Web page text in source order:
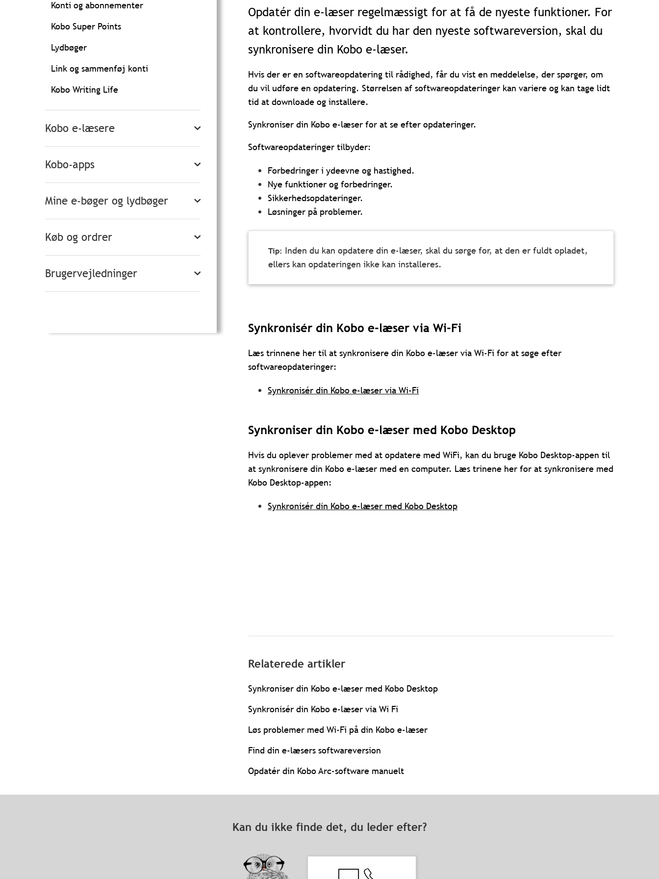
Konti og abonnementer
Kobo Super Points
Lydbøger
Link og sammenføj konti
Kobo Writing Life
Kobo e-læsere
Kobo-apps
Mine e-bøger og lydbøger
Køb og ordrer
Brugervejledninger
Opdatér din e-læser regelmæssigt for at få de nyeste funktioner. For
at kontrollere, hvorvidt du har den nyeste softwareversion, skal du
synkronisere din Kobo e-læser.
Hvis der er en softwareopdatering til rådighed, får du vist en meddelelse, der spørger, om
du vil udføre en opdatering. Størrelsen af softwareopdateringer kan variere og kan tage lidt
tid at downloade og installere.
Synkroniser din Kobo e-læser for at se efter opdateringer.
Softwareopdateringer tilbyder:
Forbedringer i ydeevne og hastighed.
Nye funktioner og forbedringer.
Sikkerhedsopdateringer.
Løsninger på problemer.
Inden du kan opdatere din e-læser, skal du sørge for, at den er fuldt opladet,
ellers kan opdateringen ikke kan installeres.
Synkronisér din Kobo e-læser via Wi-Fi
Læs trinnene her til at synkronisere din Kobo e-læser via Wi-Fi for at søge efter
softwareopdateringer:
Synkronisér din Kobo e-læser via Wi-Fi
Synkroniser din Kobo e-læser med Kobo Desktop
Hvis du oplever problemer med at opdatere med WiFi, kan du bruge Kobo Desktop-appen til
at synkronisere din Kobo e-læser med en computer. Læs trinene her for at synkronisere med
Kobo Desktop-appen:
Synkronisér din Kobo e-læser med Kobo Desktop
Relaterede artikler
Synkroniser din Kobo e-læser med Kobo Desktop
Synkronisér din Kobo e-læser via Wi Fi
Løs problemer med Wi-Fi på din Kobo e-læser
Find din e-læsers softwareversion
Opdatér din Kobo Arc-software manuelt
Kan du ikke finde det, du leder efter?